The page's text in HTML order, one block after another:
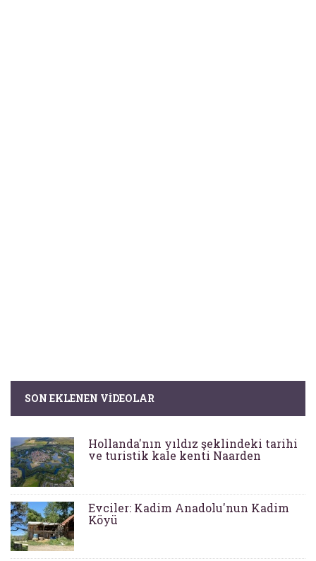
SON EKLENEN VIDEOLAR
Hollanda'nın yıldız şeklindeki tarihi
ve turistik kale kenti Naarden
Evciler: Kadim Anadolu'nun Kadim
Köyü